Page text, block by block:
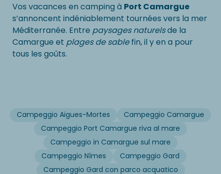
Vos vacances en camping à Port Camargue
s’annoncent indéniablement tournées vers la mer
Méditerranée. Entre paysages naturelsde la
Camargue et plages de sablefin, il y en a pour
tous les goûts.
Campeggio Aigues-Mortes
Campeggio Camargue
Campeggio Port Camargue riva al mare
Campeggio in Camargue sul mare
Campeggio Nîmes
Campeggio Gard
Campeggio Gard con parco acquatico